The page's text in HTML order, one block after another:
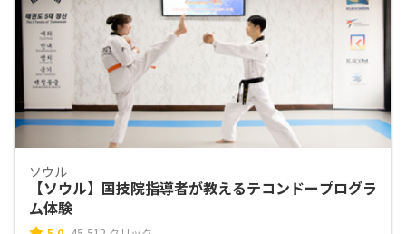
ソウル
【ソウル】国技院指導者が教えるテコンドープログラ
ム体験